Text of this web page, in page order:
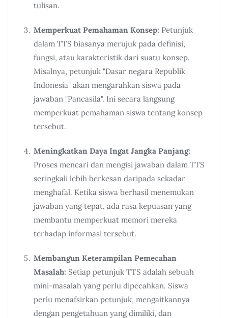
tulisan.
Memperkuat Pemahaman Konsep: Petunjuk
dalam TTS biasanya merujuk pada definisi,
fungsi, atau karakteristik dari suatu konsep.
Misalnya, petunjuk "Dasar negara Republik
Indonesia" akan mengarahkan siswa pada
jawaban "Pancasila". Ini secara langsung
memperkuat pemahaman siswa tentang konsep
tersebut.
Meningkatkan Daya Ingat Jangka Panjang:
Proses mencari dan mengisi jawaban dalam TTS
seringkali lebih berkesan daripada sekadar
menghafal. Ketika siswa berhasil menemukan
jawaban yang tepat, ada rasa kepuasan yang
membantu memperkuat memori mereka
terhadap informasi tersebut.
Membangun Keterampilan Pemecahan
Masalah: Setiap petunjuk TTS adalah sebuah
mini-masalah yang perlu dipecahkan. Siswa
perlu menafsirkan petunjuk, mengaitkannya
dengan pengetahuan yang dimiliki, dan